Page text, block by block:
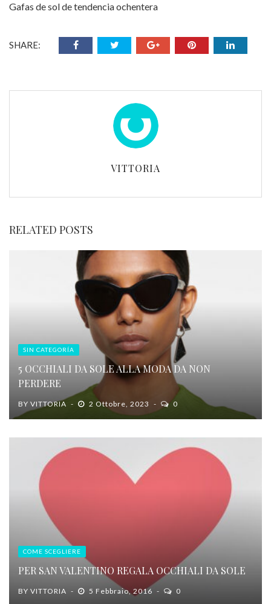
Gafas de sol de tendencia ochentera
SHARE:
VITTORIA
RELATED POSTS
SIN CATEGORÍA
5 OCCHIALI DA SOLE ALLA MODA DA NON
PERDERE
BY VITTORIA 2 Ottobre, 2023 0
COME SCEGLIERE
PER SAN VALENTINO REGALA OCCHIALI DA SOLE
BY VITTORIA 5 Febbraio, 2016 0